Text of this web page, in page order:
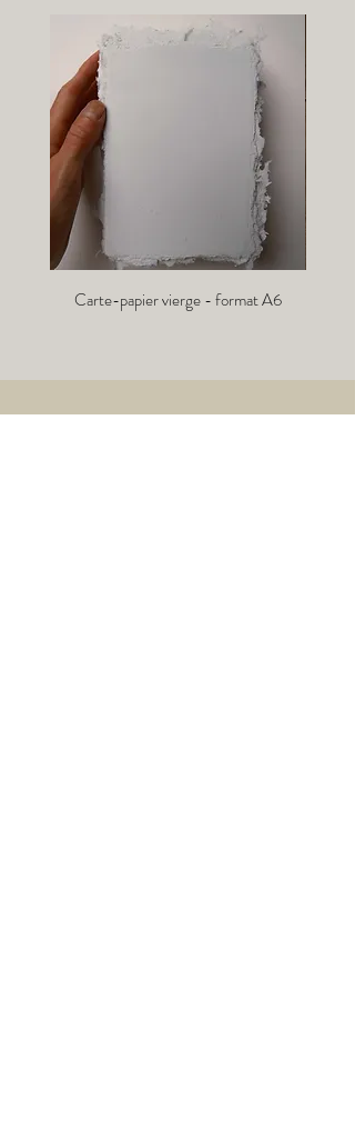
Carte-papier vierge - format A6